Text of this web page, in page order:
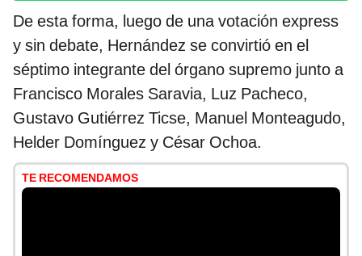
De esta forma, luego de una votación express
y sin debate, Hernández se convirtió en el
séptimo integrante del órgano supremo junto a
Francisco Morales Saravia, Luz Pacheco,
Gustavo Gutiérrez Ticse, Manuel Monteagudo,
Helder Domínguez y César Ochoa.
TE RECOMENDAMOS